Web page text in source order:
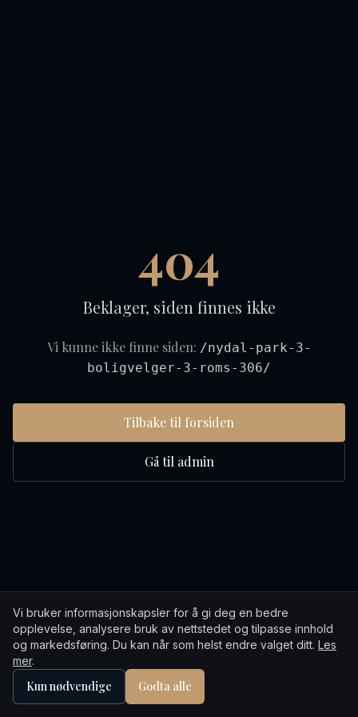
404
Beklager, siden finnes ikke
Vi kunne ikke finne siden: /nydal-park-3-
boligvelger-3-roms-306/
Tilbake til forsiden
Gå til admin
Vi bruker informasjonskapsler for å gi deg en bedre
opplevelse, analysere bruk av nettstedet og tilpasse innhold
og markedsføring. Du kan når som helst endre valget ditt. Les
mer.
Kun nødvendige Godta alle